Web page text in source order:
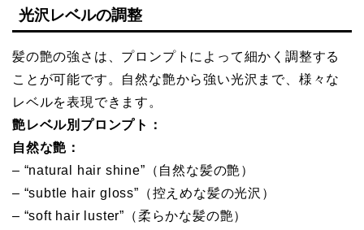
光沢レベルの調整
髪の艶の強さは、プロンプトによって細かく調整する
ことが可能です。自然な艶から強い光沢まで、様々な
レベルを表現できます。
艶レベル別プロンプト：
自然な艶：
– “natural hair shine”（自然な髪の艶）
– “subtle hair gloss”（控えめな髪の光沢）
– “soft hair luster”（柔らかな髪の艶）